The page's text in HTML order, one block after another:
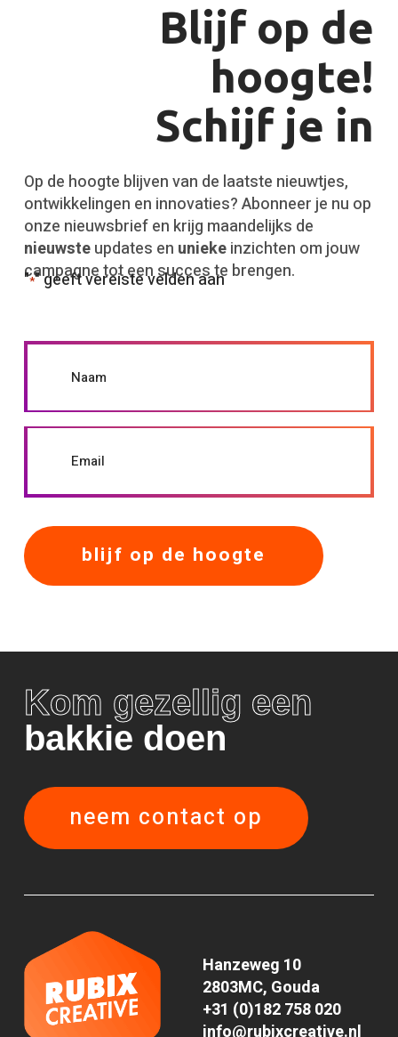
Blijf op de
hoogte!
Schijf je in
Op de hoogte blijven van de laatste nieuwtjes,
ontwikkelingen en innovaties? Abonneer je nu op
onze nieuwsbrief en krijg maandelijks de
nieuwsteupdates en uniekeinzichten om jouw
campagne tot een succes te brengen.
"*" geeft vereiste velden aan
Kom gezellig een
bakkie doen
neem contact op
Hanzeweg 10
2803MC, Gouda
+31 (0)182 758 020
info@rubixcreative.nl